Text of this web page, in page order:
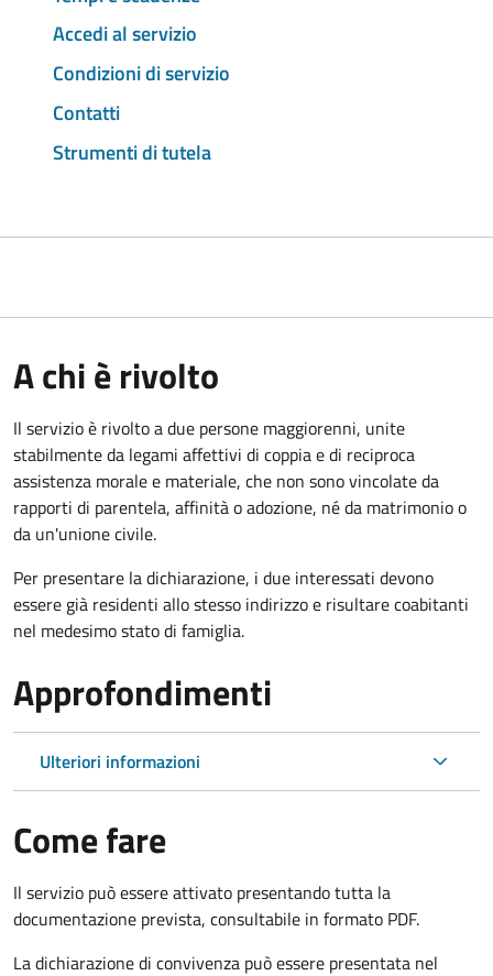
Accedi al servizio
Condizioni di servizio
Contatti
Strumenti di tutela
A chi è rivolto
Il servizio è rivolto a due persone maggiorenni, unite
stabilmente da legami affettivi di coppia e di reciproca
assistenza morale e materiale, che non sono vincolate da
rapporti di parentela, affinità o adozione, né da matrimonio o
da un'unione civile.
Per presentare la dichiarazione, i due interessati devono
essere già residenti allo stesso indirizzo e risultare coabitanti
nel medesimo stato di famiglia.
Approfondimenti
Ulteriori informazioni
Come fare
Il servizio può essere attivato presentando tutta la
documentazione prevista, consultabile in formato PDF.
La dichiarazione di convivenza può essere presentata nel